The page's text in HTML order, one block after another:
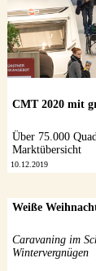
CMT 2020 mit
Über 75.000
Marktübersicht
10.12.2019
Weiße
Caravaning im
Wintervergnügen